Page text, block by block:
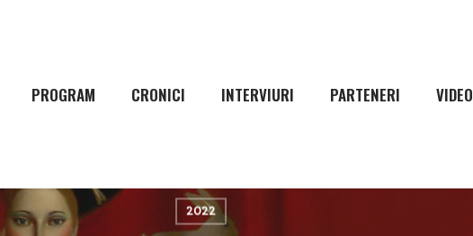
PROGRAM CRONICI INTERVIURI PARTENERI VIDEO
2022